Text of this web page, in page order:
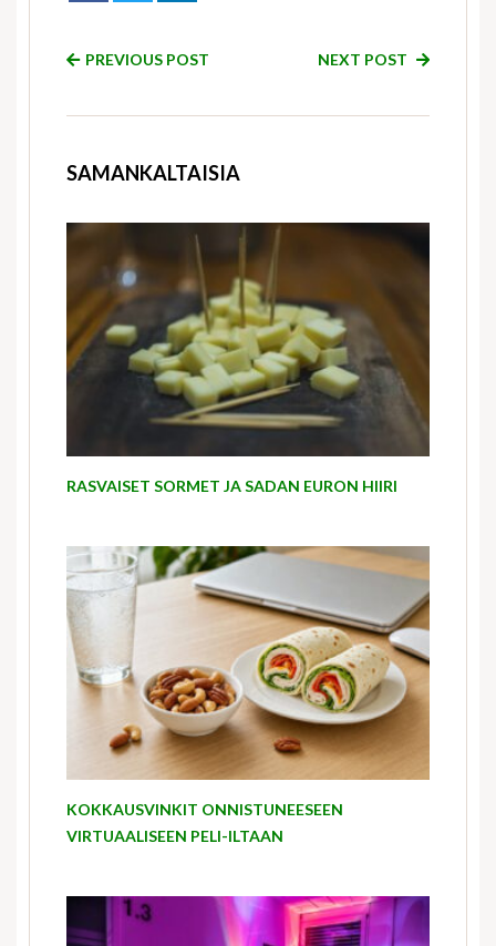
PREVIOUS POST NEXT POST
SAMANKALTAISIA
RASVAISET SORMET JA SADAN EURON HIIRI
KOKKAUSVINKIT ONNISTUNEESEEN
VIRTUAALISEEN PELI-ILTAAN